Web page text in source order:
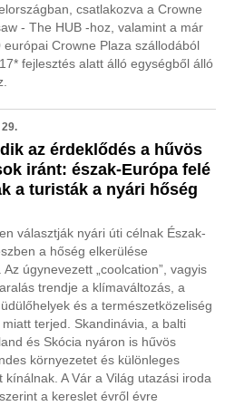
csatlakozva a Crowne
- The HUB -hoz, valamint a már
európai Crowne Plaza szállodából
fejlesztés alatt álló egységből álló
az érdeklődés a hűvös
iránt: észak-Európa felé
a turisták a nyári hőség
választják nyári úti célnak Észak-
a hőség elkerülése
úgynevezett „coolcation”, vagyis
trendje a klímaváltozás, a
és a természetközeliség
terjed. Skandinávia, a balti
és Skócia nyáron is hűvös
környezetet és különleges
kínálnak. A Vár a Világ utazási iroda
a kereslet évről évre